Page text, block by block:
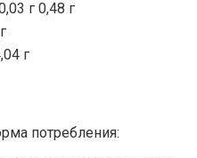
г 0,48 г
г
потребления: